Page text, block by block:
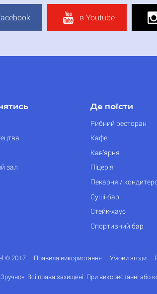
в Youtube
зал
Де поїсти
Рибний ресторан
Кафе
Кав’ярня
Піцерія
Пекарня /
Суші-бар
Стейк-хаус
Спортивний бар
© 2017 Правила використання Умови згоди
Всі права захищені. При використанні або